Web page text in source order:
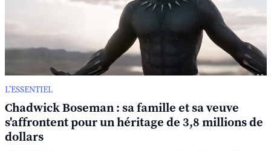
L’ESSENTIEL
Chadwick Boseman : sa famille et sa veuve
s'affrontent pour un héritage de 3,8 millions de
dollars